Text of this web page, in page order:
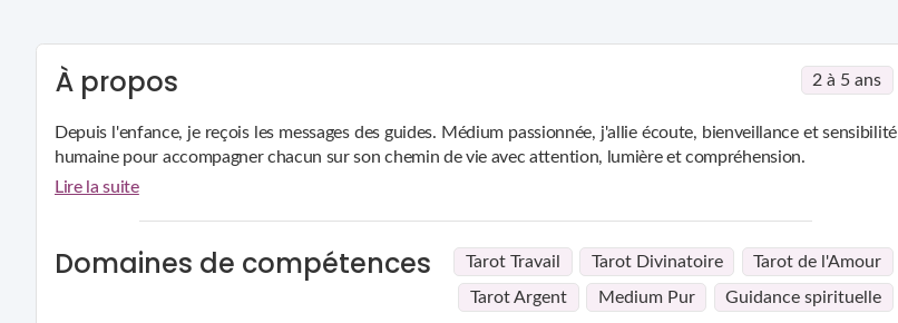
À propos 2 à 5 ans
Depuis l'enfance, je reçois les messages des guides. Médium passionnée, j'allie écoute, bienveillance et sensibilité
humaine pour accompagner chacun sur son chemin de vie avec attention, lumière et compréhension.
Lire la suite
Domaines de compétences Tarot Travail Tarot Divinatoire Tarot de l'Amour
Tarot Argent Medium Pur Guidance spirituelle